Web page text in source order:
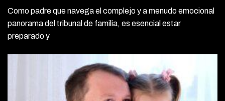
Como padre que navega el complejo y a menudo emocional
panorama del tribunal de familia, es esencial estar
preparado y